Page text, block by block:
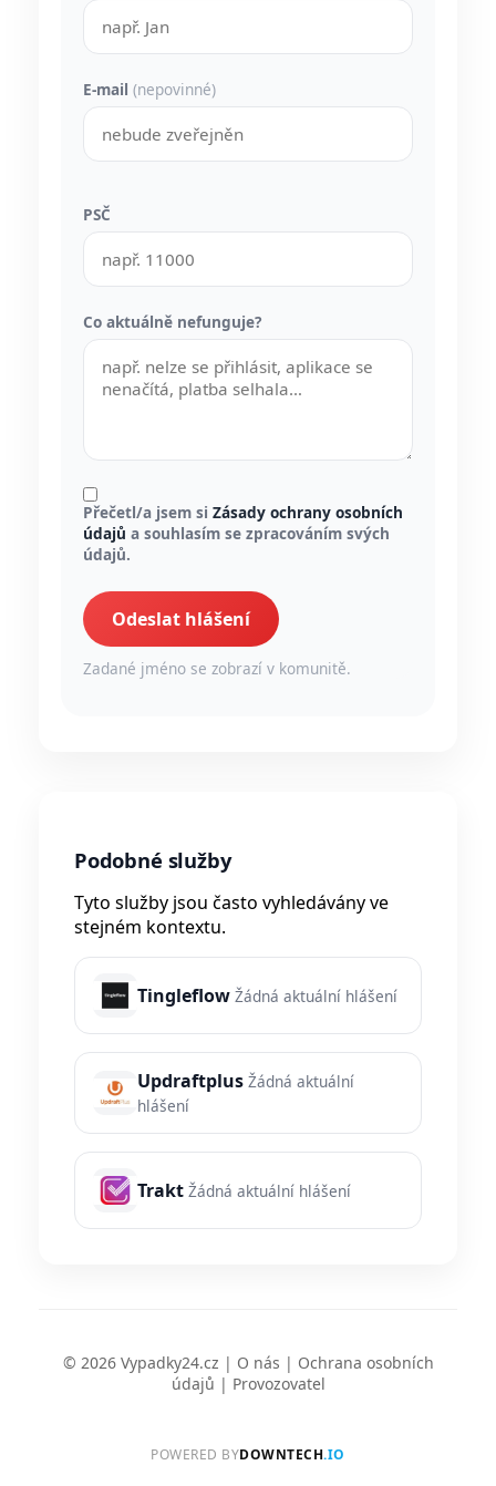
E-mail (nepovinné)
PSČ
Co aktuálně nefunguje?
Přečetl/a jsem si Zásady ochrany osobních
údajů a souhlasím se zpracováním svých
údajů.
Odeslat hlášení
Zadané jméno se zobrazí v komunitě.
Podobné služby
Tyto služby jsou často vyhledávány ve
stejném kontextu.
Tingleflow Žádná aktuální hlášení
Updraftplus Žádná aktuální
hlášení
Trakt Žádná aktuální hlášení
© 2026 Vypadky24.cz | O nás | Ochrana osobních
údajů | Provozovatel
POWERED BYDOWNTECH.IO